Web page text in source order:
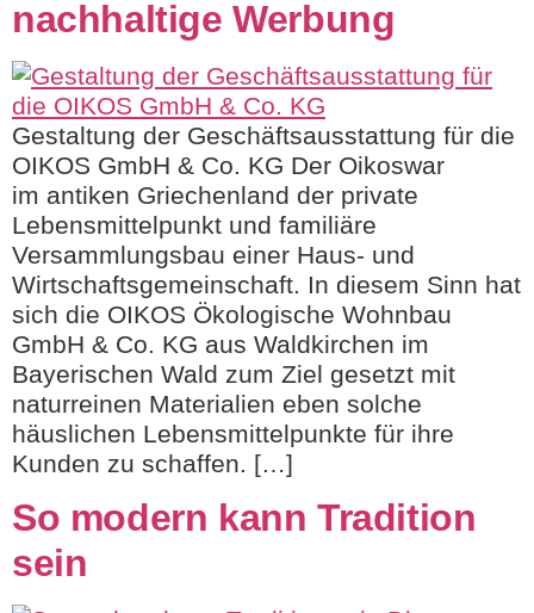
nachhaltige Werbung
Gestaltung der Geschäftsausstattung für die
OIKOS GmbH & Co. KG Der Oikoswar
im antiken Griechenland der private
Lebensmittelpunkt und familiäre
Versammlungsbau einer Haus- und
Wirtschaftsgemeinschaft. In diesem Sinn hat
sich die OIKOS Ökologische Wohnbau
GmbH & Co. KG aus Waldkirchen im
Bayerischen Wald zum Ziel gesetzt mit
naturreinen Materialien eben solche
häuslichen Lebensmittelpunkte für ihre
Kunden zu schaffen. […]
So modern kann Tradition
sein